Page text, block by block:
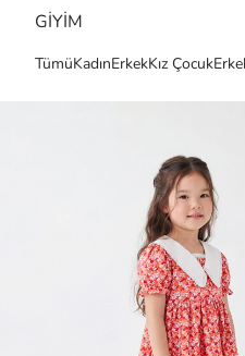
GİYİM
TümüKadınErkekKız Çocuk